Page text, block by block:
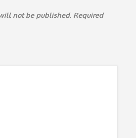
not be published. Required